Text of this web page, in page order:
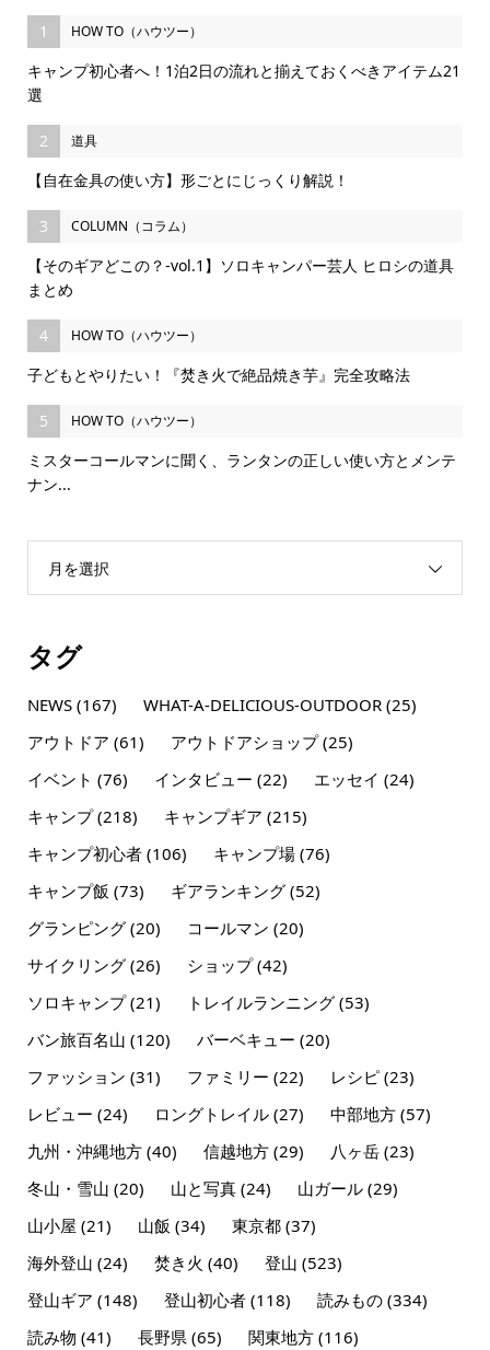
1 HOW TO（ハウツー）
キャンプ初心者へ！1泊2日の流れと揃えておくべきアイテム21
選
2 道具
【自在金具の使い方】形ごとにじっくり解説！
3 COLUMN（コラム）
【そのギアどこの？-vol.1】ソロキャンパー芸人 ヒロシの道具
まとめ
4 HOW TO（ハウツー）
子どもとやりたい！『焚き火で絶品焼き芋』完全攻略法
5 HOW TO（ハウツー）
ミスターコールマンに聞く、ランタンの正しい使い方とメンテ
ナン...
月を選択
タグ
NEWS(167) WHAT-A-DELICIOUS-OUTDOOR(25)
アウトドア (61) アウトドアショップ(25)
イベント (76) インタビュー (22) エッセイ (24)
キャンプ(218) キャンプギア (215)
キャンプ初心者(106) キャンプ場(76)
キャンプ飯 (73) ギアランキング(52)
グランピング(20) コールマン (20)
サイクリング(26) ショップ(42)
ソロキャンプ(21) トレイルランニング(53)
バン旅百名山 (120) バーベキュー (20)
ファッション (31) ファミリー (22) レシピ(23)
レビュー (24) ロングトレイル(27) 中部地方(57)
九州・沖縄地方(40) 信越地方(29) 八ヶ岳(23)
冬山・雪山 (20) 山と写真(24) 山ガール(29)
山小屋 (21) 山飯 (34) 東京都(37)
海外登山 (24) 焚き火 (40) 登山 (523)
登山ギア (148) 登山初心者(118) 読みもの(334)
読み物 (41) 長野県(65) 関東地方(116)